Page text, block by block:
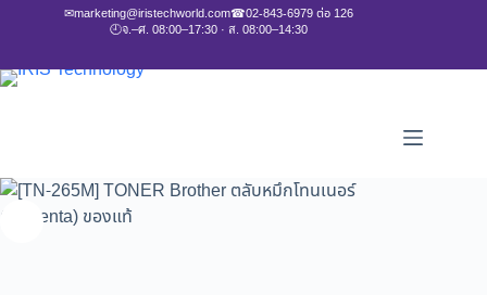
✉marketing@iristechworld.com☎02-843-6979 ต่อ 126
🕘จ.–ศ. 08:00–17:30 · ส. 08:00–14:30